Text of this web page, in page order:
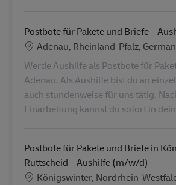
Postbote für Pakete und Briefe –
Location
Adenau, Rheinland-Pfalz,
Werde Aushilfe als Postbote für
Adenau. Als Aushilfe bist du an
auch stundenweise für uns tätig.
Einarbeitung kannst du sofort in
Postbote für Pakete und Briefe in
Ruttscheid – Aushilfe (m/w/d)
Location
Königswinter, Nordrhein-